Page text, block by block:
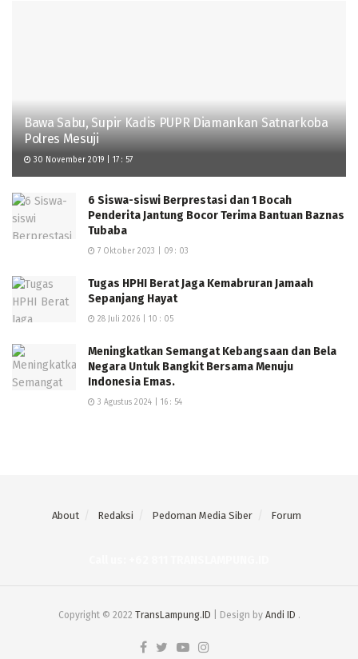
Bawa Sabu, Supir Kadis PUPR Diamankan Satnarkoba
Polres Mesuji
30 November 2019 | 17 : 57
6 Siswa-siswi Berprestasi dan 1 Bocah
Penderita Jantung Bocor Terima Bantuan Baznas
Tubaba
7 Oktober 2023 | 09 : 03
Tugas HPHI Berat Jaga Kemabruran Jamaah
Sepanjang Hayat
28 Juli 2026 | 10 : 05
Meningkatkan Semangat Kebangsaan dan Bela
Negara Untuk Bangkit Bersama Menuju
Indonesia Emas.
3 Agustus 2024 | 16 : 54
About Redaksi Pedoman Media Siber Forum
Copyright © 2022 TransLampung.ID | Design by Andi ID .